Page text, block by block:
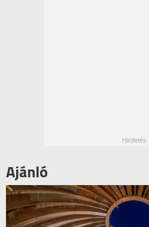
Ajánló